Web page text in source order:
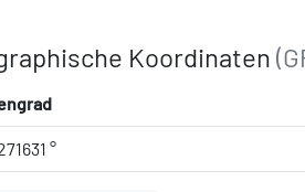
Koordinaten
°